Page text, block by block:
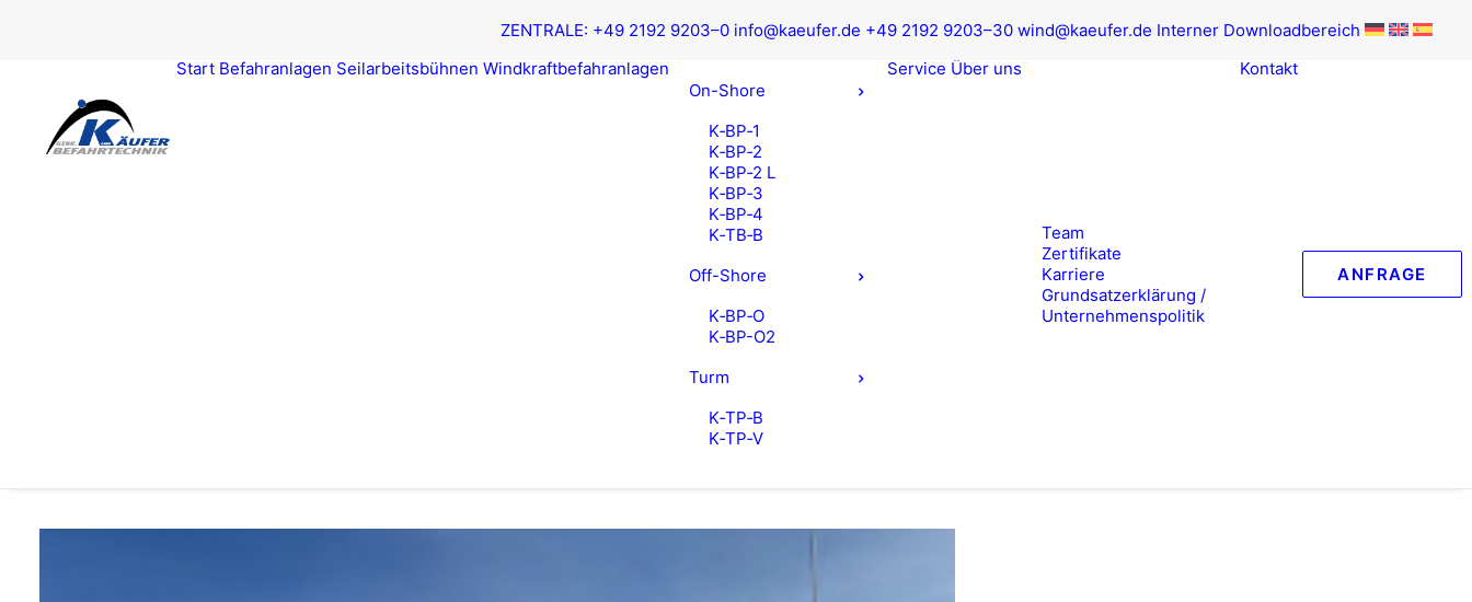
ZEN­TRA­LE: +49 2192 9203–0 info@kaeufer.de +49 2192 9203–30 wind@kaeufer.de Inter­ner Downloadbereich
Start Befahr­an­la­gen Seil­ar­beits­büh­nen Wind­kraft­be­fahr­an­la­gen
On-Shore
K‑BP‑1
K‑BP‑2
K‑BP‑2 L
K‑BP‑3
K‑BP‑4
K‑TB‑B
Off-Shore
K‑BP‑O
K‑BP-O2
Turm
K‑TP‑B
K‑TP‑V
Ser­vice Über uns
Team
Zer­ti­fi­ka­te
Kar­rie­re
Grund­satz­er­klä­rung /
Unternehmenspolitik
Kon­takt
ANFRA­GE